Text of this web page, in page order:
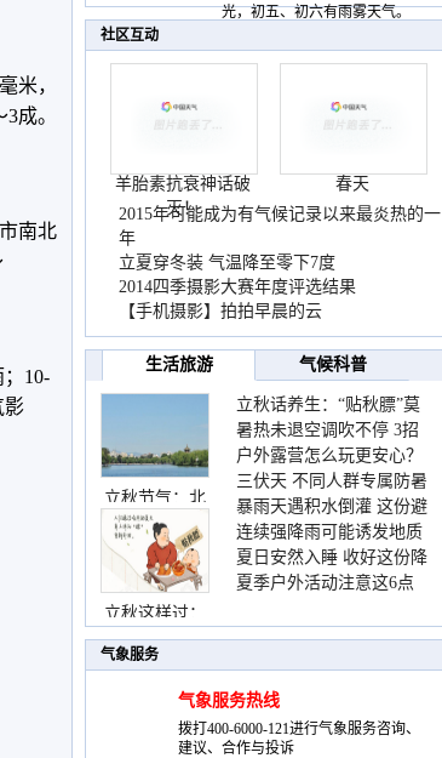
米，
成。
南北
10-
影
光，初五、初六有雨雾天气。
天气
社区互动
羊胎素抗衰神话破
灭！
春天
2015年可能成为有气候记录以来最炎热的一
年
立夏穿冬装 气温降至零下7度
2014四季摄影大赛年度评选结果
【手机摄影】拍拍早晨的云
生活旅游 气候科普
立秋节气：北
立秋这样过：
立秋话养生：“贴秋膘”莫
着急 先清暑再防燥
暑热未退空调吹不停 3招
护住肩颈不酸痛
户外露营怎么玩更安心？
这份攻略请收好
三伏天 不同人群专属防暑
要点请收好
暴雨天遇积水倒灌 这份避
险提示请收好
连续强降雨可能诱发地质
灾害 这些前兆要知道
夏日安然入睡 收好这份降
温小贴士
夏季户外活动注意这6点
气象服务
气象服务热线
拨打400-6000-121进行气象服务咨询、
建议、合作与投诉